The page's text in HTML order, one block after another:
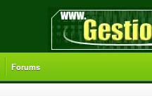
Forums